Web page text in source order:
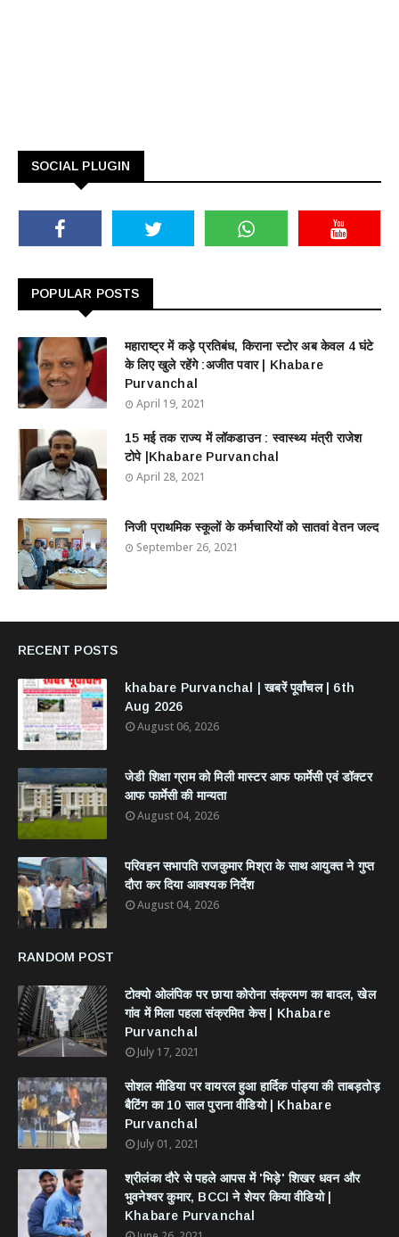
SOCIAL PLUGIN
POPULAR POSTS
महाराष्ट्र में कड़े प्रतिबंध, किराना स्टोर अब केवल 4 घंटे
के लिए खुले रहेंगे :अजीत पवार | Khabare
Purvanchal
April 19, 2021
15 मई तक राज्य में लॉकडाउन : स्वास्थ्य मंत्री राजेश
टोपे |Khabare Purvanchal
April 28, 2021
निजी प्राथमिक स्कूलों के कर्मचारियों को सातवां वेतन जल्द
September 26, 2021
RECENT POSTS
khabare Purvanchal | खबरें पूर्वांचल | 6th
Aug 2026
August 06, 2026
जेडी शिक्षा ग्राम को मिली मास्टर आफ फार्मेसी एवं डॉक्टर
आफ फार्मेसी की मान्यता
August 04, 2026
परिवहन सभापति राजकुमार मिश्रा के साथ आयुक्त ने गुप्त
दौरा कर दिया आवश्यक निर्देश
August 04, 2026
RANDOM POST
टोक्यो ओलंपिक पर छाया कोरोना संक्रमण का बादल, खेल
गांव में मिला पहला संक्रमित केस | Khabare
Purvanchal
July 17, 2021
सोशल मीडिया पर वायरल हुआ हार्दिक पांड्या की ताबड़तोड़
बैटिंग का 10 साल पुराना वीडियो | Khabare
Purvanchal
July 01, 2021
श्रीलंका दौरे से पहले आपस में 'भिड़े' शिखर धवन और
भुवनेश्वर कुमार, BCCI ने शेयर किया वीडियो |
Khabare Purvanchal